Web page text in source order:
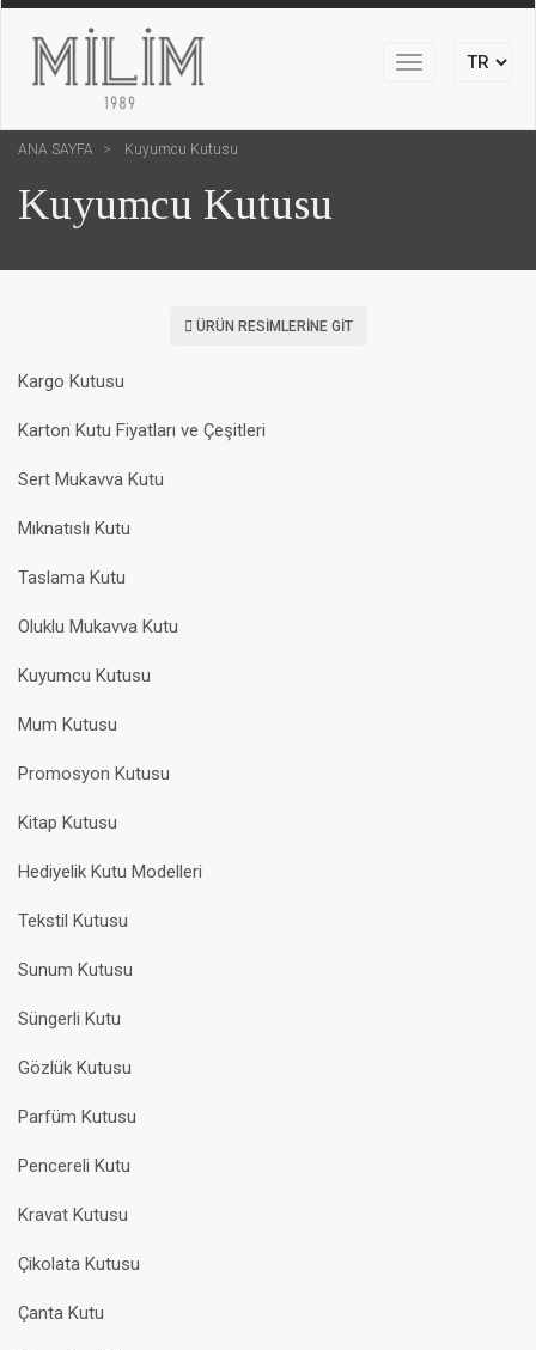
Toggle
ANA SAYFA Kuyumcu Kutusu
Kuyumcu Kutusu
ÜRÜN RESIMLERINE GIT
Kargo Kutusu
Karton Kutu Fiyatları ve Çeşitleri
Sert Mukavva Kutu
Mıknatıslı Kutu
Taslama Kutu
Oluklu Mukavva Kutu
Kuyumcu Kutusu
Mum Kutusu
Promosyon Kutusu
Kitap Kutusu
Hediyelik Kutu Modelleri
Tekstil Kutusu
Sunum Kutusu
Süngerli Kutu
Gözlük Kutusu
Parfüm Kutusu
Pencereli Kutu
Kravat Kutusu
Çikolata Kutusu
Çanta Kutu